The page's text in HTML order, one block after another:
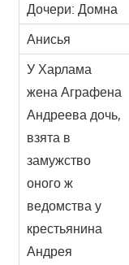
Дочери: Домна
Анисья
У Харлама
жена Аграфена
Андреева дочь,
взята в
замужство
оного ж
ведомства у
крестьянина
Андрея